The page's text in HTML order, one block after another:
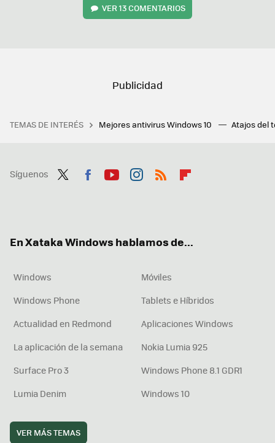
VER13 COMENTARIOS
TEMAS DE INTERÉS Mejores antivirus Windows 10 Atajos del
Síguenos
En Xataka Windows hablamos de...
Windows
Móviles
Windows Phone
Tablets e Híbridos
Actualidad en Redmond
Aplicaciones Windows
La aplicación de la semana
Nokia Lumia 925
Surface Pro 3
Windows Phone 8.1 GDR1
Lumia Denim
Windows 10
VER MÁS TEMAS